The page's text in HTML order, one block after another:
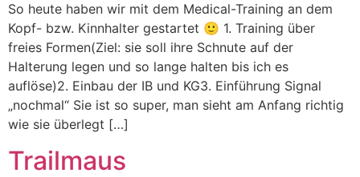
So heute haben wir mit dem Medical-Training an dem
Kopf- bzw. Kinnhalter gestartet 🙂 1. Training über
freies Formen(Ziel: sie soll ihre Schnute auf der
Halterung legen und so lange halten bis ich es
auflöse)2. Einbau der IB und KG3. Einführung Signal
„nochmal“ Sie ist so super, man sieht am Anfang richtig
wie sie überlegt […]
Trailmaus